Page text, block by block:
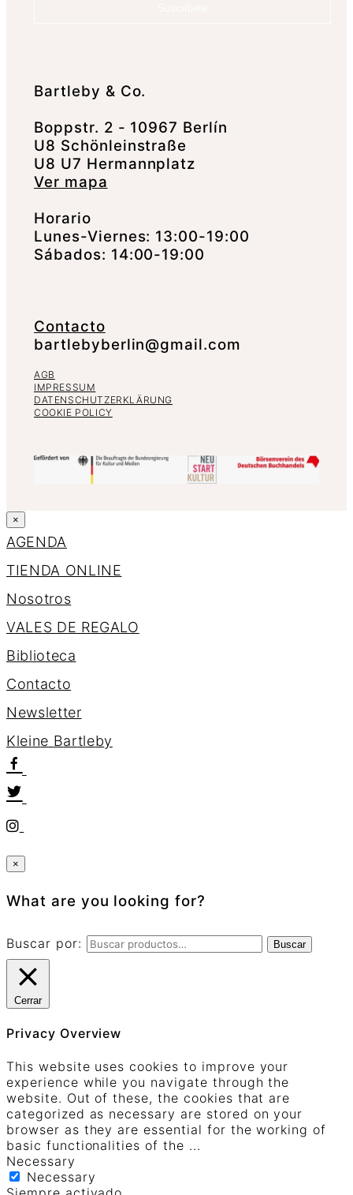
Bartleby & Co.
Boppstr. 2 - 10967 Berlín
U8 Schönleinstraße
U8 U7 Hermannplatz
Ver mapa
Horario
Lunes-Viernes: 13:00-19:00
Sábados: 14:00-19:00
Contacto
bartlebyberlin@gmail.com
AGB
IMPRESSUM
DATENSCHUTZERKLÄRUNG
COOKIE POLICY
×
AGENDA
TIENDA ONLINE
Nosotros
VALES DE REGALO
Biblioteca
Contacto
Newsletter
Kleine Bartleby
×
What are you looking for?
Buscar por: Buscar
Cerrar
Privacy Overview
This website uses cookies to improve your
experience while you navigate through the
website. Out of these, the cookies that are
categorized as necessary are stored on your
browser as they are essential for the working of
basic functionalities of the ...
Necessary
Necessary